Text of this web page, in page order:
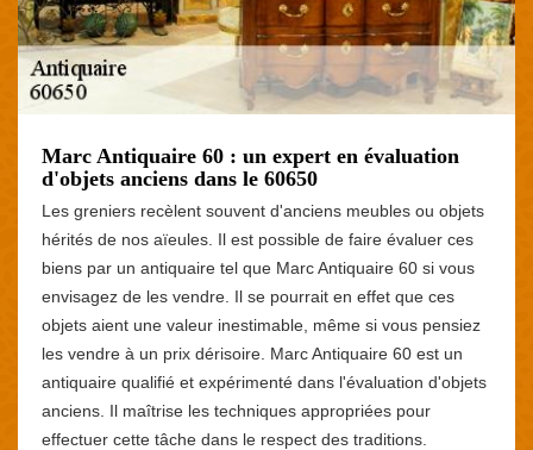
Marc Antiquaire 60 : un expert en évaluation
d'objets anciens dans le 60650
Les greniers recèlent souvent d'anciens meubles ou objets
hérités de nos aïeules. Il est possible de faire évaluer ces
biens par un antiquaire tel que Marc Antiquaire 60 si vous
envisagez de les vendre. Il se pourrait en effet que ces
objets aient une valeur inestimable, même si vous pensiez
les vendre à un prix dérisoire. Marc Antiquaire 60 est un
antiquaire qualifié et expérimenté dans l'évaluation d'objets
anciens. Il maîtrise les techniques appropriées pour
effectuer cette tâche dans le respect des traditions.